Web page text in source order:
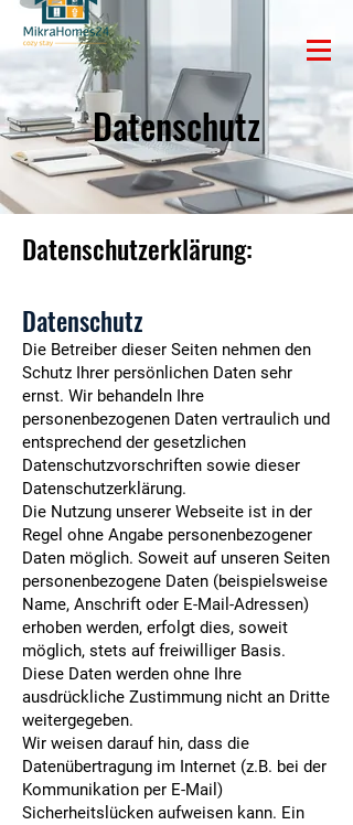
Datenschutz
Datenschutzerklärung:
Datenschutz
Die Betreiber dieser Seiten nehmen den
Schutz Ihrer persönlichen Daten sehr
ernst. Wir behandeln Ihre
personenbezogenen Daten vertraulich und
entsprechend der gesetzlichen
Datenschutzvorschriften sowie dieser
Datenschutzerklärung.
Die Nutzung unserer Webseite ist in der
Regel ohne Angabe personenbezogener
Daten möglich. Soweit auf unseren Seiten
personenbezogene Daten (beispielsweise
Name, Anschrift oder E-Mail-Adressen)
erhoben werden, erfolgt dies, soweit
möglich, stets auf freiwilliger Basis.
Diese Daten werden ohne Ihre
ausdrückliche Zustimmung nicht an Dritte
weitergegeben.
Wir weisen darauf hin, dass die
Datenübertragung im Internet (z.B. bei der
Kommunikation per E-Mail)
Sicherheitslücken aufweisen kann. Ein